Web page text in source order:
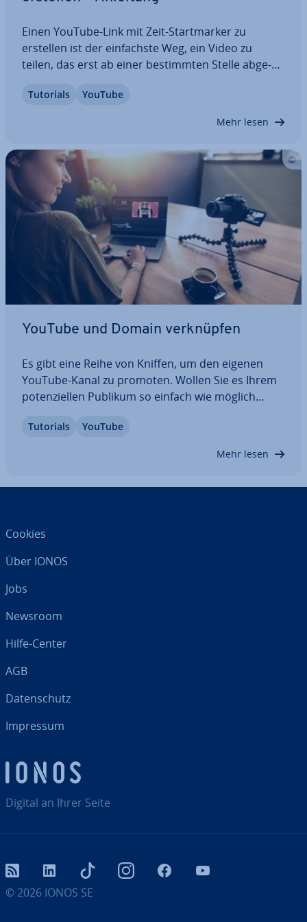
Einen YouTube-Link mit Zeit-Start­mar­ker zu
erstellen ist der ein­fachs­te Weg, ein Video zu
teilen, das erst ab einer be­stimm­ten Stelle ab­ge­
stellen Sie so sicher, dass der Empfänger nur die
Tutorials YouTube
Mehr lesen
YouTube und Domain ver­knüp­fen
Es gibt eine Reihe von Kniffen, um den eigenen
YouTube-Kanal zu promoten. Wollen Sie es Ihrem
po­ten­zi­el­len Publikum so einfach wie möglich
Ihr Profil auf YouTube einfach mit einer eigenen
Tutorials YouTube
Mehr lesen
Digital an Ihrer Seite
Cookies
Über IONOS
Jobs
Newsroom
Hilfe-Center
AGB
Da­ten­schutz
Impressum
© 2026 IONOS SE
RSS LinkedIn tiktok InstagramFacebook